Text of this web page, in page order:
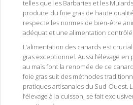
telles que les Barbaries et les
produire du foie gras de haute
respecte les normes de bien-être
adéquat et une alimentation
L’alimentation des canards est
gras exceptionnel. Aussi l’élevage en
au maïs font la renomée de ce
foie gras suit des méthodes
pratiques artisanales du Sud-Ouest.
l’élevage à la cuisson, se fait